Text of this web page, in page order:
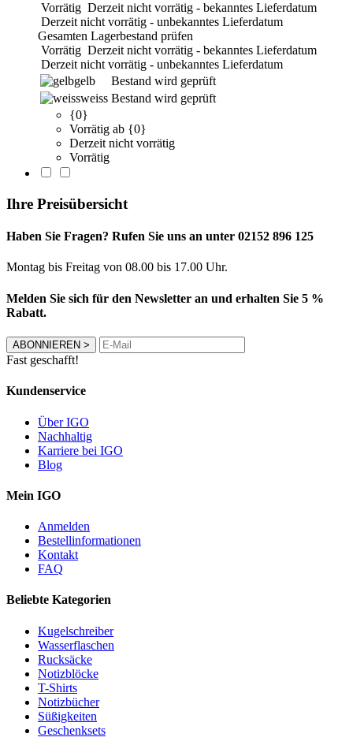
Vorrätig Derzeit nicht vorrätig - bekanntes Lieferdatum
Derzeit nicht vorrätig - unbekanntes Lieferdatum
Gesamten Lagerbestand prüfen
Vorrätig Derzeit nicht vorrätig - bekanntes Lieferdatum
Derzeit nicht vorrätig - unbekanntes Lieferdatum
gelb
Bestand wird geprüft
weiss Bestand wird geprüft
{0}
Vorrätig ab {0}
Derzeit nicht vorrätig
Vorrätig
Ihre Preisübersicht
Haben Sie Fragen? Rufen Sie uns an unter 02152 896 125
Montag bis Freitag von 08.00 bis 17.00 Uhr.
Melden Sie sich für den Newsletter an und erhalten Sie 5 %
Rabatt.
ABONNIEREN >
Fast geschafft!
Kundenservice
Über IGO
Nachhaltig
Karriere bei IGO
Blog
Mein IGO
Anmelden
Bestellinformationen
Kontakt
FAQ
Beliebte Kategorien
Kugelschreiber
Wasserflaschen
Rucksäcke
Notizblöcke
T-Shirts
Notizbücher
Süßigkeiten
Geschenksets